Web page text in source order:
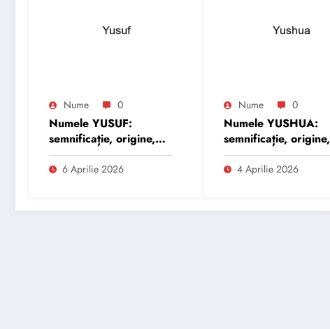
Nume 0
Numele YUSUF:
semnificație, origine,
trăsături și
personalitate
6 Aprilie 2026
Nume 0
Numele YUSHUA:
semnificație, origine,
trăsături și
personalitate
4 Aprilie 2026